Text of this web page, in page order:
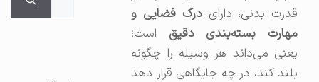
قدرت بدنی، دارایدرک فضایی و
مهارت بسته‌بندی دقیقاست؛
یعنی می‌داند هر وسیله را چگونه
بلند کند، در چه جایگاهی قرار دهد